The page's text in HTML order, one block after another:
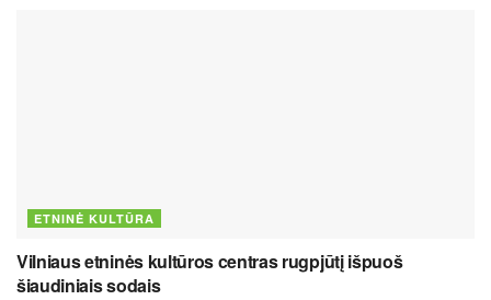
ETNINĖ KULTŪRA
Vilniaus etninės kultūros centras rugpjūtį išpuoš
šiaudiniais sodais